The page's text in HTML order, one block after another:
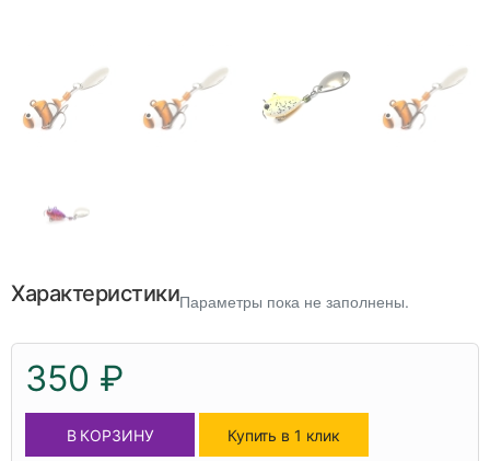
ХарактеристикиПараметры пока не заполнены.
350 ₽
В КОРЗИНУ Купить в 1 клик